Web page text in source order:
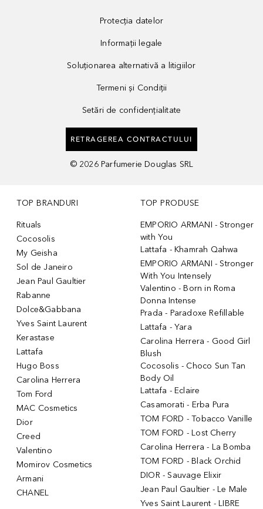
Protecția datelor
Informații legale
Soluționarea alternativă a litigiilor
Termeni și Condiții
Setări de confidențialitate
RETRAGEREA CONTRACTULUI
© 2026 Parfumerie Douglas SRL
TOP BRANDURI
Rituals
Cocosolis
My Geisha
Sol de Janeiro
Jean Paul Gaultier
Rabanne
Dolce&Gabbana
Yves Saint Laurent
Kerastase
Lattafa
Hugo Boss
Carolina Herrera
Tom Ford
MAC Cosmetics
Dior
Creed
Valentino
Momirov Cosmetics
Armani
CHANEL
TOP PRODUSE
EMPORIO ARMANI - Stronger
with You
Lattafa - Khamrah Qahwa
EMPORIO ARMANI - Stronger
With You Intensely
Valentino - Born in Roma
Donna Intense
Prada - Paradoxe Refillable
Lattafa - Yara
Carolina Herrera - Good Girl
Blush
Cocosolis - Choco Sun Tan
Body Oil
Lattafa - Eclaire
Casamorati - Erba Pura
TOM FORD - Tobacco Vanille
TOM FORD - Lost Cherry
Carolina Herrera - La Bomba
TOM FORD - Black Orchid
DIOR - Sauvage Elixir
Jean Paul Gaultier - Le Male
Yves Saint Laurent - LIBRE